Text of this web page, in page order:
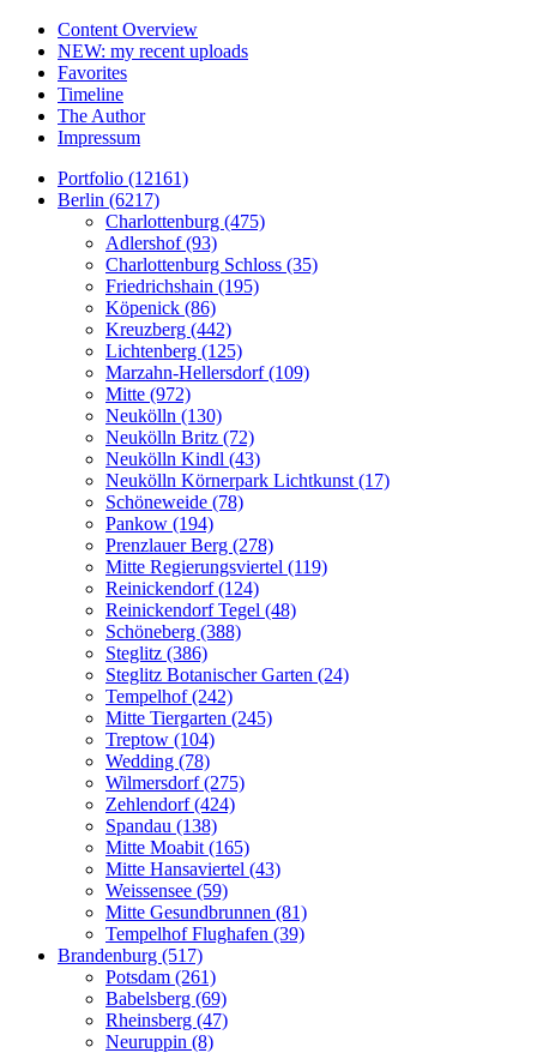
Content Overview
NEW: my recent uploads
Favorites
Timeline
The Author
Impressum
Portfolio (12161)
Berlin (6217)
Charlottenburg (475)
Adlershof (93)
Charlottenburg Schloss (35)
Friedrichshain (195)
Köpenick (86)
Kreuzberg (442)
Lichtenberg (125)
Marzahn-Hellersdorf (109)
Mitte (972)
Neukölln (130)
Neukölln Britz (72)
Neukölln Kindl (43)
Neukölln Körnerpark Lichtkunst (17)
Schöneweide (78)
Pankow (194)
Prenzlauer Berg (278)
Mitte Regierungsviertel (119)
Reinickendorf (124)
Reinickendorf Tegel (48)
Schöneberg (388)
Steglitz (386)
Steglitz Botanischer Garten (24)
Tempelhof (242)
Mitte Tiergarten (245)
Treptow (104)
Wedding (78)
Wilmersdorf (275)
Zehlendorf (424)
Spandau (138)
Mitte Moabit (165)
Mitte Hansaviertel (43)
Weissensee (59)
Mitte Gesundbrunnen (81)
Tempelhof Flughafen (39)
Brandenburg (517)
Potsdam (261)
Babelsberg (69)
Rheinsberg (47)
Neuruppin (8)